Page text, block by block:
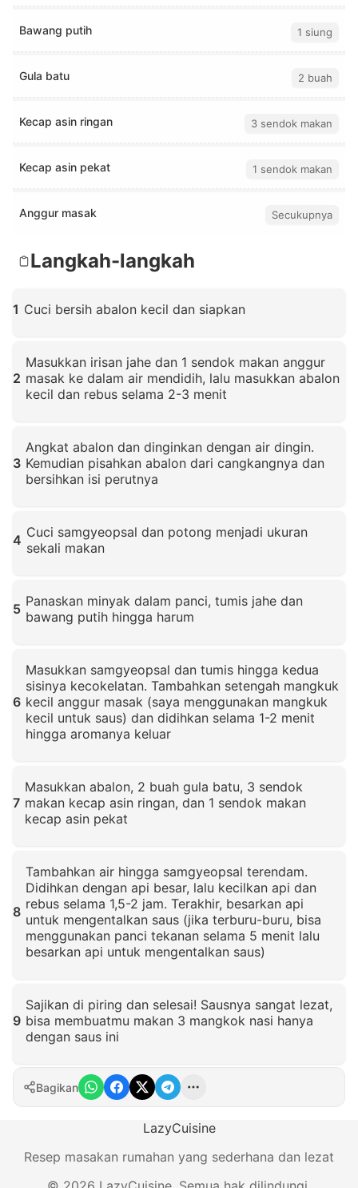
Bawang putih 1 siung
Gula batu 2 buah
Kecap asin ringan 3 sendok makan
Kecap asin pekat 1 sendok makan
Anggur masak Secukupnya
Langkah-langkah
1 Cuci bersih abalon kecil dan siapkan
2
Masukkan irisan jahe dan 1 sendok makan anggur
masak ke dalam air mendidih, lalu masukkan abalon
kecil dan rebus selama 2-3 menit
3
Angkat abalon dan dinginkan dengan air dingin.
Kemudian pisahkan abalon dari cangkangnya dan
bersihkan isi perutnya
4 Cuci samgyeopsal dan potong menjadi ukuran
sekali makan
5 Panaskan minyak dalam panci, tumis jahe dan
bawang putih hingga harum
6
Masukkan samgyeopsal dan tumis hingga kedua
sisinya kecokelatan. Tambahkan setengah mangkuk
kecil anggur masak (saya menggunakan mangkuk
kecil untuk saus) dan didihkan selama 1-2 menit
hingga aromanya keluar
7
Masukkan abalon, 2 buah gula batu, 3 sendok
makan kecap asin ringan, dan 1 sendok makan
kecap asin pekat
8
Tambahkan air hingga samgyeopsal terendam.
Didihkan dengan api besar, lalu kecilkan api dan
rebus selama 1,5-2 jam. Terakhir, besarkan api
untuk mengentalkan saus (jika terburu-buru, bisa
menggunakan panci tekanan selama 5 menit lalu
besarkan api untuk mengentalkan saus)
9
Sajikan di piring dan selesai! Sausnya sangat lezat,
bisa membuatmu makan 3 mangkok nasi hanya
dengan saus ini
Klik untuk memperbesar
Bagikan
LazyCuisine
Resep masakan rumahan yang sederhana dan lezat